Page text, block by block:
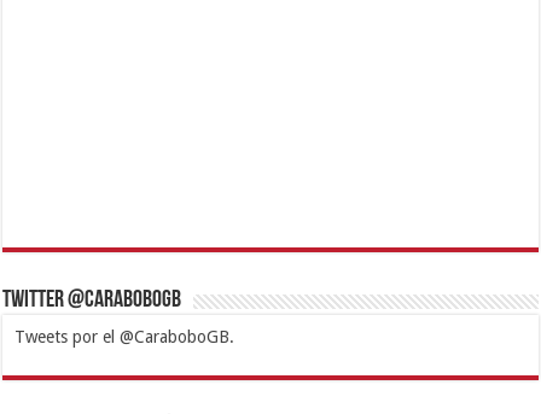
Twitter @CaraboboGB
Tweets por el @CaraboboGB.
1xbetBetturkeyBetistKralbetSupertotobetTipobetMatadorbetMariobet
https://mvbcasino.com/